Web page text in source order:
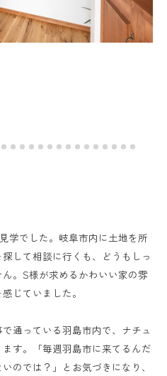
学でした。岐阜市内に土地を所
して相談に行くも、どうもしっ
。S様が求めるかわいい家の雰
じていました。
通っている羽島市内で、ナチュ
す。「毎週羽島市に来てるんだ
のでは？」とお気づきになり、